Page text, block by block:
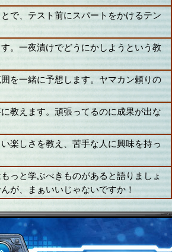
で、テスト前にスパートをかけるテン
。一夜漬けでどうにかしようという教
を一緒に予想します。ヤマカン頼りの
教えます。頑張ってるのに成果が出な
楽しさを教え、苦手な人に興味を持っ
っと学ぶべきものがあると語りましょ
が、まぁいいじゃないですか！